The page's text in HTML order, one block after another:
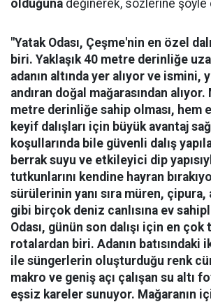
olduğuna değinerek, sözlerine şöyle
"Yatak Odası, Çeşme'nin en özel
biri. Yaklaşık 40 metre derinliğe
adanın altında yer alıyor ve ismini,
andıran doğal mağarasından
metre derinliğe sahip olması, hem
keyif dalışları için büyük avantaj
koşullarında bile güvenli dalış
berrak suyu ve etkileyici dip
tutkunlarını kendine hayran
sürülerinin yanı sıra müren,
gibi birçok deniz canlısına ev
Odası, günün son dalışı için en
rotalardan biri. Adanın batısındaki
ile süngerlerin oluşturduğu renk
makro ve geniş açı çalışan su altı
eşsiz kareler sunuyor. Mağaranın